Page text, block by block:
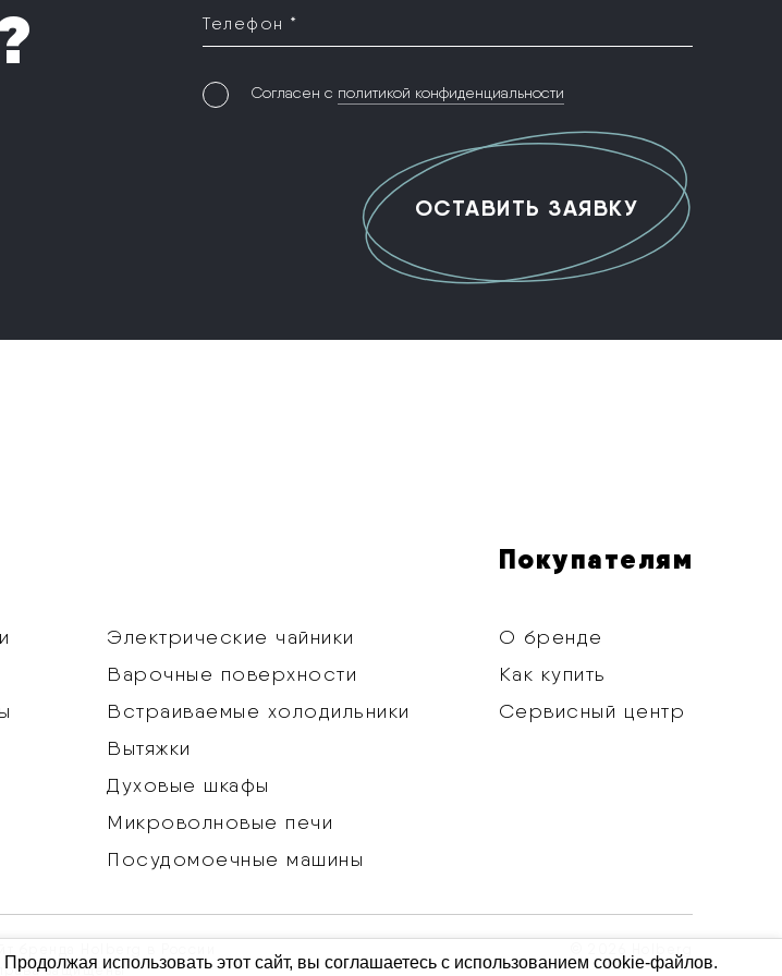
Телефон *
Согласен с политикой конфиденциальности
Электрические чайники
Варочные поверхности
Встраиваемые холодильники
Вытяжки
Духовые шкафы
Микроволновые печи
Посудомоечные машины
Покупателям
О бренде
Как купить
Сервисный центр
защищеныиспользовать этот сайт, вы соглашаетесь с использованием cookie-файлов.